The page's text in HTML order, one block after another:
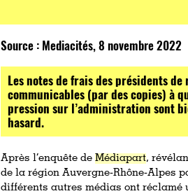
Source : Mediacités, 8 novembre 2022
Les notes de frais des présidents
communicables (par des copies) à
pression sur l’administration sont
hasard.
Après l’enquête deMédiapart,
de la région Auvergne-Rhône-Alpes
différents autres médias ont réclamé